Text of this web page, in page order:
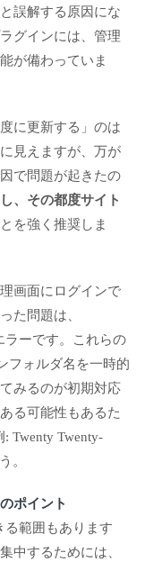
誤解する原因にな
グインには、管理
が備わっていま
に更新する」のは
見えますが、万が
で問題が起きたの
、その都度サイト
を強く推奨しま
画面にログインで
た問題は、
ラーです。これらの
フォルダ名を一時的
みるのが初期対応
る可能性もあるた
Twenty Twenty-
。
ポイント
る範囲もあります
中するためには、